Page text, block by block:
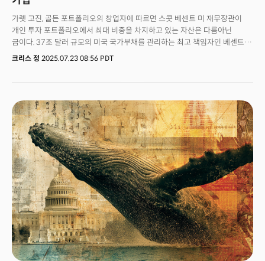
가렛 고진, 골든 포트폴리오의 창업자에 따르면 스콧 베센트 미 재무장관이
개인 투자 포트폴리오에서 최대 비중을 차지하고 있는 자산은 다름아닌
금이다. 37조 달러 규모의 미국 국가부채를 관리하는 최고 책임자인 베센트
재무장관이 안전자산으로 미 국채나 달러가 아닌 금을 보유하고 있다는
지위가 더 이상 당연하지 않다는 인식을 스스로 증명한 것과 다를 바 없다.
실제 금은 올해 미 국채의 붕괴와 달러 약세 속에서 유일한 안전자산으로
투자자들의 선택을 받고 있다. 금 투자에 대한 관심 증가는 단순한 포트폴리오
다각화를 넘어서 구조적인 경제 변화에 대한 대응 전략이 되고 있다. 현재
투자자들이 금을 선택하고 있는 이유는 간단하다. 첫째는 달러의 구매력
약화에 대한 우려다. 팬데믹 이후 이어지고 있는 지속적인 재정 확대와 통화
공급 증가로 달러의 실질 가치가 하락하고 있고 투자자들이 이를 인식하고
있다는 것이다. 둘째는 인플레이션 압력에 대한 장기적 전망이다. 현재
인플레이션이 완화되고 있다고 하지만 관세 정책과 탈세계화로 인한 공급망
재편은 결과적으로 구조적인 인플레이션을 부를 가능성이 높다. 미국
재무장관이자 국가부채를 관리하는 최고 책임자인 베센트 재무장관이
개인적으로 금에 가장 큰 투자 비중을 두고 있다는 사실은 달러 기반 자산에
대한 구조적 우려를 반영하는 것으로 분석된다. 이러한 선택은 단순히 개인적
선호를 넘어서는 의미를 갖는다. 미국 통화정책과 재정정책의 핵심 인물이
크리스 정 2025.07.23 08:56 PDT